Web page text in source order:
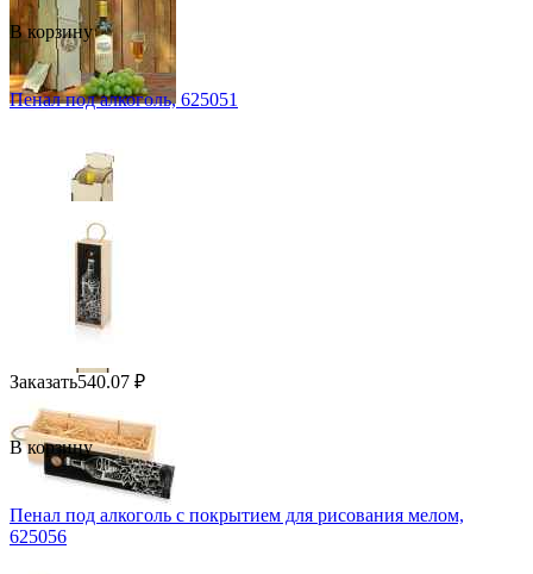
В корзину
Пенал под алкоголь, 625051
Заказать540.07 ₽
В корзину
Пенал под алкоголь с покрытием для рисования мелом,
625056